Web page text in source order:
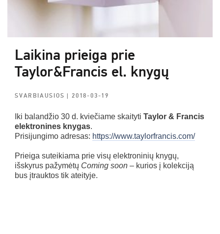
Laikina prieiga prie
Taylor&Francis el. knygų
SVARBIAUSIOS | 2018-03-19
Iki balandžio 30 d. kviečiame skaityti Taylor & Francis
elektronines knygas.
Prisijungimo adresas: https://www.taylorfrancis.com/
Prieiga suteikiama prie visų elektroninių knygų,
išskyrus pažymėtų Coming soon – kurios į kolekciją
bus įtrauktos tik ateityje.